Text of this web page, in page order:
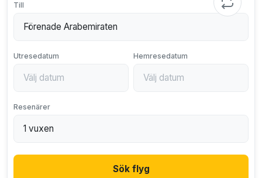
Till
Utresedatum Hemresedatum
Resenärer
Sök flyg